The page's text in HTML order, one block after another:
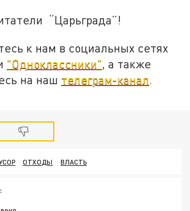
“Царьграда”!
к нам в социальных сетях
"Одноклассники", а также
на наш телеграм-канал.
ОТХОДЫ ВЛАСТЬ